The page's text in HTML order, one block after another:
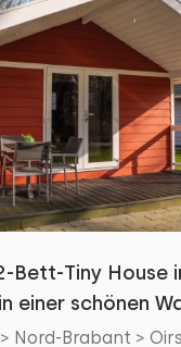
3
3 5
km):
Bett-Tiny House
einer schönen
Nord-Brabant >